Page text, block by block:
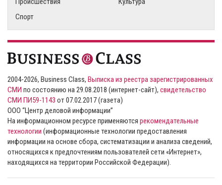
Спорт
2004-2026, Business Class, Выписка из реестра зарегистрированных
СМИ по состоянию на 29.08.2018 (интернет-сайт), свидетельство
СМИ ПИ59-1143 от 07.02.2017 (газета)
ООО “Центр деловой информации”
На информационном ресурсе применяются рекомендательные
технологии (информационные технологии предоставления
информации на основе сбора, систематизации и анализа сведений,
относящихся к предпочтениям пользователей сети «Интернет»,
находящихся на территории Российской Федерации).